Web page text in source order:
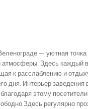
— уютная
Здесь каждый
к расслаблению и
дня. Интерьер
этому
регулярно